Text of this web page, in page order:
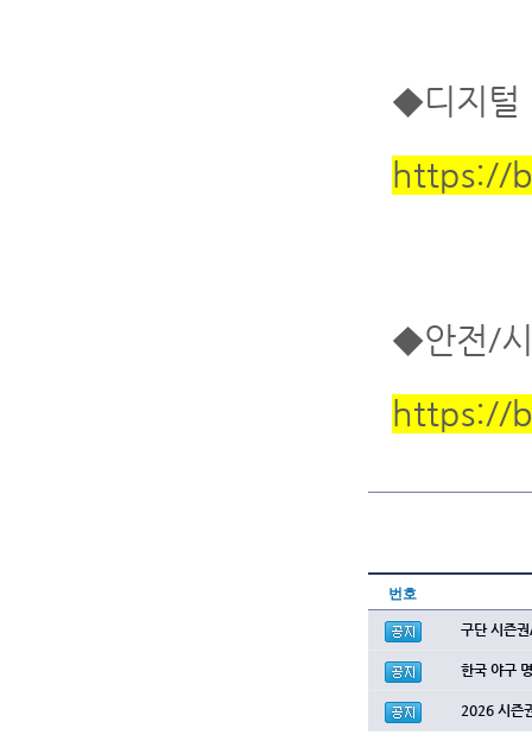
◆디지털
https://
◆안전/
https://
번호
구단 시즌
한국 야구
2026 시즌